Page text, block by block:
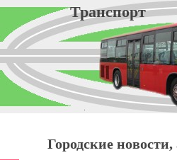
Городские